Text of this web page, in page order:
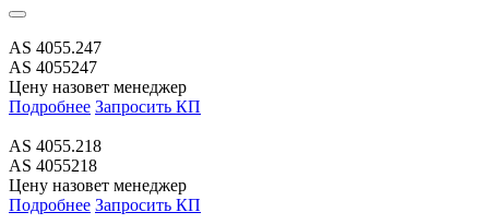
AS 4055.247
AS 4055247
Цену назовет менеджер
Подробнее Запросить КП
AS 4055.218
AS 4055218
Цену назовет менеджер
Подробнее Запросить КП